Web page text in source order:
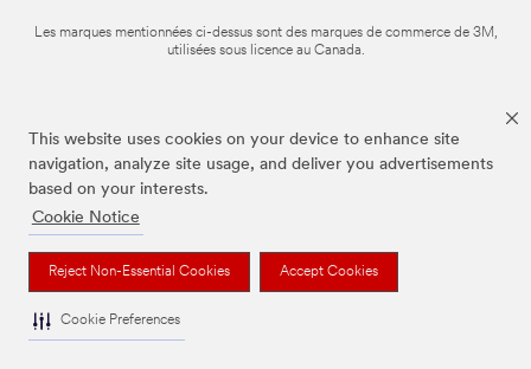
This website uses cookies on your device to enhance site
navigation, analyze site usage, and deliver you advertisements
based on your interests.
Cookie Notice
Reject Non-Essential Cookies Accept Cookies
Cookie Preferences
Les marques mentionnées ci-dessus sont des marques de commerce de 3M,
utilisées sous licence au Canada.